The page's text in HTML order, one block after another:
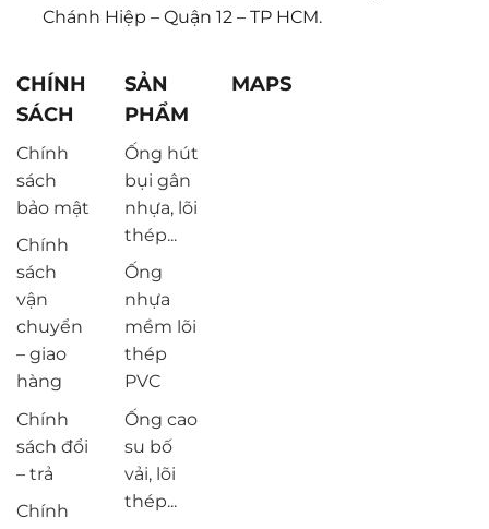
Chánh Hiệp – Quận 12 – TP HCM.
CHÍNH
SÁCH
Chính
sách
bảo mật
Chính
sách
vận
chuyển
– giao
hàng
Chính
sách đổi
– trả
Chính
SẢN
PHẨM
Ống hút
bụi gân
nhựa, lõi
thép...
Ống
nhựa
mềm lõi
thép
PVC
Ống cao
su bố
vải, lõi
thép...
MAPS